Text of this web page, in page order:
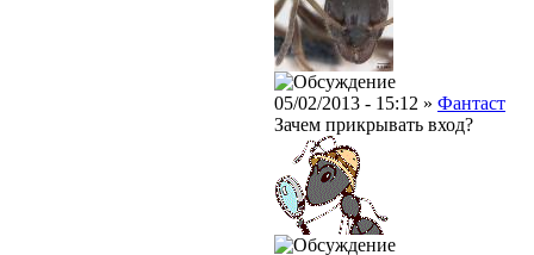
05/02/2013 - 15:12 » Фантаст
Зачем прикрывать вход?